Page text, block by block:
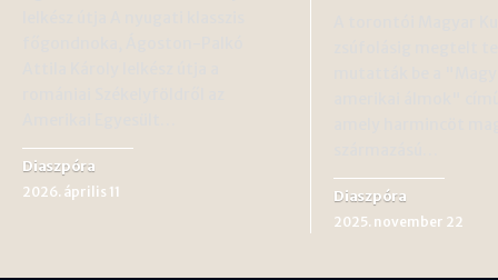
Diaszpóra
2026. április 11 Diaszpóra
2025. november 22